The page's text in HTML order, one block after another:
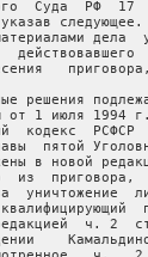
Суда  РФ  17
следующее.
дела
действовавшего
решения
от 1 июля 1994
кодекс  РСФСР
пятой
в новой
из  приговора,
уничтожение
ч. 2